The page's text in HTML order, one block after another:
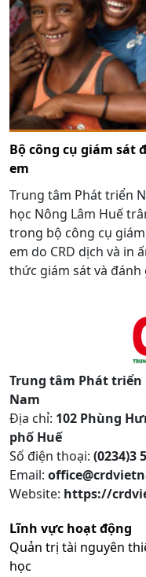
Bộ công cụ giám sát
em
Trung tâm Phát triển
học Nông Lâm Huế
trong bộ công cụ
em do CRD dịch và in
thức giám sát và
Trung tâm Phát
Nam
Địa chỉ: 102 Phùng
phố Huế
Số điện thoại: (0234)3
Email:
Website: https://
Lĩnh vực hoạt động
Quản trị tài nguyên
học